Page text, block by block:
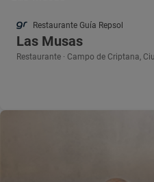
Restaurante Guía Repsol
Las Musas
Restaurante · Campo de Criptana,